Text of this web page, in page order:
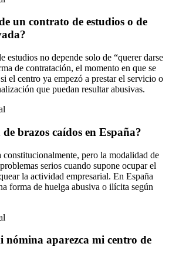
un contrato de estudios o de
estudios no depende solo de “querer darse
de contratación, el momento en que se
el centro ya empezó a prestar el servicio o
que puedan resultar abusivas.
brazos caídos en España?
constitucionalmente, pero la modalidad de
serios cuando supone ocupar el
la actividad empresarial. En España
forma de huelga abusiva o ilícita según
nómina aparezca mi centro de